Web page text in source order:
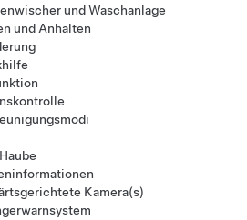
und Waschanlage
und Anhalten
Kamera(s)